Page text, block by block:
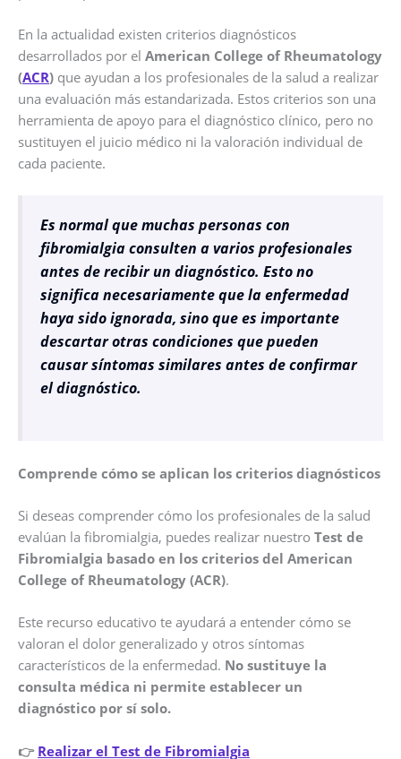
En la actualidad existen criterios diagnósticos
desarrollados por el American College of Rheumatology
(ACR) que ayudan a los profesionales de la salud a realizar
una evaluación más estandarizada. Estos criterios son una
herramienta de apoyo para el diagnóstico clínico, pero no
sustituyen el juicio médico ni la valoración individual de
cada paciente.
Es normal que muchas personas con
fibromialgia consulten a varios profesionales
antes de recibir un diagnóstico. Esto no
significa necesariamente que la enfermedad
haya sido ignorada, sino que es importante
descartar otras condiciones que pueden
causar síntomas similares antes de confirmar
el diagnóstico.
Comprende cómo se aplican los criterios diagnósticos
Si deseas comprender cómo los profesionales de la salud
evalúan la fibromialgia, puedes realizar nuestro Test de
Fibromialgia basado en los criterios del American
College of Rheumatology (ACR).
Este recurso educativo te ayudará a entender cómo se
valoran el dolor generalizado y otros síntomas
característicos de la enfermedad. No sustituye la
consulta médica ni permite establecer un
diagnóstico por sí solo.
👉 Realizar el Test de Fibromialgia